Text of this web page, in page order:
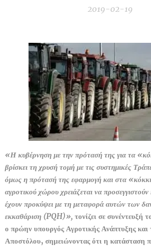
2019-02-19
«Η κυβέρνηση με την πρότασή της για τα
βρίσκει τη χρυσή τομή με τις συστημικές
όμως η πρότασή της εφαρμογή και στα
αγροτικού χώρου χρειάζεται να
έχουν προκύψει με τη μεταφορά αυτών των
εκκαθάριση (PQH)», τονίζει σε
ο πρώην υπουργός Αγροτικής Ανάπτυξης
Αποστόλου, σημειώνοντας ότι η κατάσταση